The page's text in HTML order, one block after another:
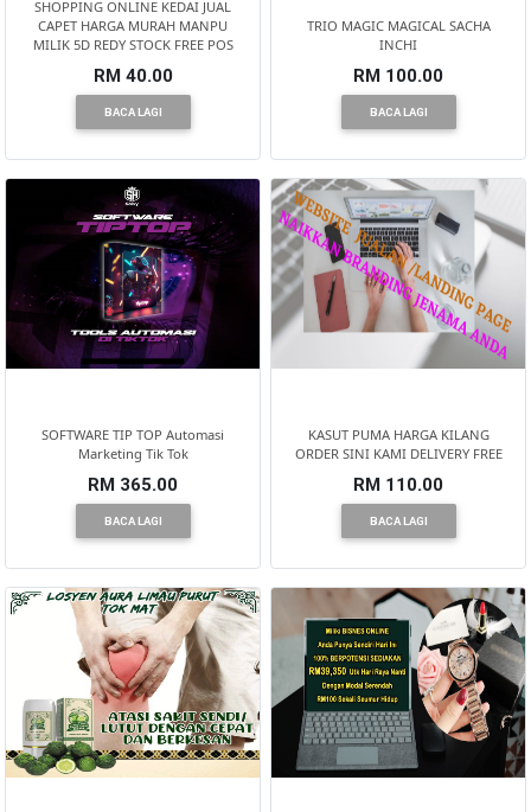
SHOPPING ONLINE KEDAI JUAL
CAPET HARGA MURAH MANPU
MILIK 5D REDY STOCK FREE POS
RM 40.00
BACA LAGI
TRIO MAGIC MAGICAL SACHA
INCHI
RM 100.00
BACA LAGI
SOFTWARE TIP TOP Automasi
Marketing Tik Tok
RM 365.00
BACA LAGI
KASUT PUMA HARGA KILANG
ORDER SINI KAMI DELIVERY FREE
RM 110.00
BACA LAGI